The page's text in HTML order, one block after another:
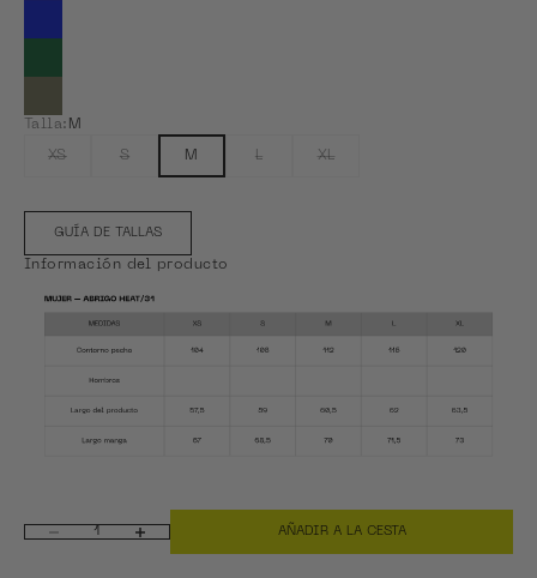
Talla: M
XS S M L XL
GUÍA DE TALLAS
Información del producto
Reducir cantidadAumentar cantidad AÑADIR A LA CESTA